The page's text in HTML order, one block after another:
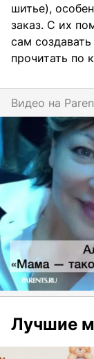
шитье),
заказ. С их
сам
прочитать по
Видео на
Лучшие